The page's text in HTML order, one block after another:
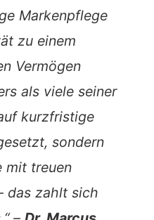
Markenpflege
zu einem
Vermögen
als viele seiner
kurzfristige
sondern
mit treuen
das zahlt sich